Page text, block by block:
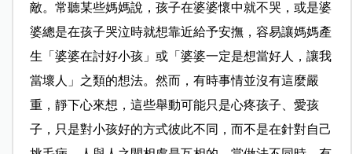
敵。常聽某些媽媽說，孩子在婆婆懷中就不哭，或是婆
婆總是在孩子哭泣時就想靠近給予安撫，容易讓媽媽產
生「婆婆在討好小孩」或「婆婆一定是想當好人，讓我
當壞人」之類的想法。然而，有時事情並沒有這麼嚴
重，靜下心來想，這些舉動可能只是心疼孩子、愛孩
子，只是對小孩好的方式彼此不同，而不是在針對自己